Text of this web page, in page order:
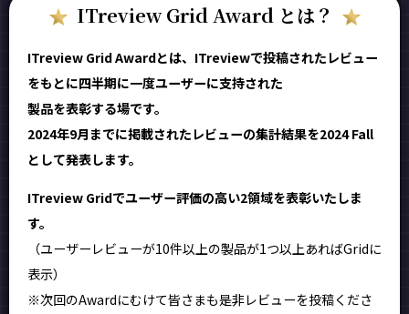
ITreview Grid Award とは？
ITreview Grid Awardとは、ITreviewで投稿されたレビュー
をもとに四半期に一度ユーザーに支持された
製品を表彰する場です。
2024年9月までに掲載されたレビューの集計結果を2024 Fall
として発表します。
ITreview Gridでユーザー評価の高い2領域を表彰いたしま
す。
（ユーザーレビューが10件以上の製品が1つ以上あればGridに
表示）
※次回のAwardにむけて皆さまも是非レビューを投稿くださ